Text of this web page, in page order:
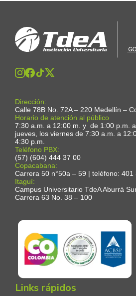
Dirección:
Calle 78B No. 72A – 220 Medellín –
Horario de atención al público
7:30 a.m. a 12:00 m. y de 1:00 p.m.
jueves, los viernes de 7:30 a.m. a
4:30 p.m.
Teléfono PBX:
(57) (604) 444 37 00
Copacabana:
Carrera 50 n°50a – 59 | teléfono: 401
Itaguí:
Campus Universitario TdeA Aburrá
Carrera 63 No. 38 – 100
Links rápidos